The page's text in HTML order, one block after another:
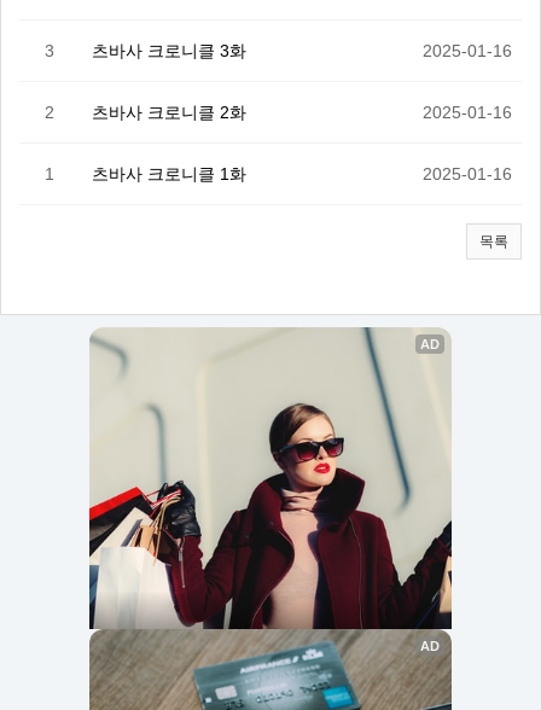
3 츠바사 크로니클 3화 2025-01-16
2 츠바사 크로니클 2화 2025-01-16
1 츠바사 크로니클 1화 2025-01-16
목록